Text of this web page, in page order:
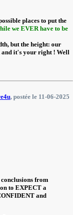
places to put the
we EVER have to be
but the height: our
and it's your right ! Well
, postée le 11-06-2025
from
to EXPECT a
and